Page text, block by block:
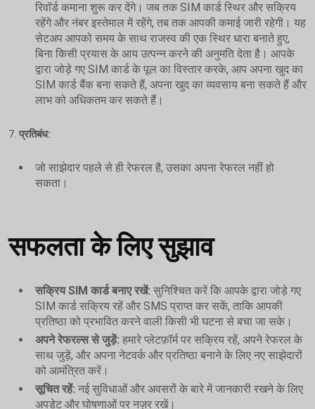
रिवॉर्ड कमाना शुरू कर देंगे। जब तक SIM कार्ड स्थिर और सक्रिय
रहेंगे और नंबर इस्तेमाल में रहेंगे, तब तक आपकी कमाई जारी रहेगी। यह
सेटअप आपको समय के साथ राजस्व की एक स्थिर धारा बनाते हुए,
बिना किसी प्रयास के आय उत्पन्न करने की अनुमति देता है। आपके
द्वारा जोड़े गए SIM कार्ड के पूल का विस्तार करके, आप अपना खुद का
SIM कार्ड बैंक बना सकते हैं, अपना खुद का व्यवसाय बना सकते हैं और
लाभ को अधिकतम कर सकते हैं।
7. प्रतिबंध:
जो साझेदार पहले से ही रेफरल है, उसका अपना रेफरल नहीं हो
सकता।
सफलता के लिए सुझाव
सक्रिय SIM कार्ड बनाए रखें: सुनिश्चित करें कि आपके द्वारा जोड़े गए
SIM कार्ड सक्रिय रहें और SMS प्राप्त कर सकें, ताकि आपकी
प्रतिष्ठा को प्रभावित करने वाली किसी भी घटना से बचा जा सके।
अपने रेफरल्स से जुड़ें: हमारे प्लेटफ़ॉर्म पर सक्रिय रहें, अपने रेफरल के
साथ जुड़ें, और अपना नेटवर्क और प्रतिष्ठा बनाने के लिए नए साझेदारों
को आमंत्रित करें।
सूचित रहें: नई सुविधाओं और अवसरों के बारे में जानकारी रखने के लिए
अपडेट और घोषणाओं पर नज़र रखें।